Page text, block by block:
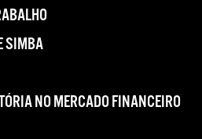
SIMBA
NO MERCADO FINANCEIRO